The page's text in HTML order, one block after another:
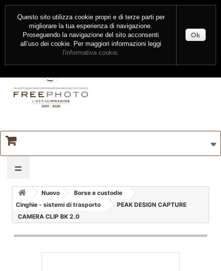
=
Nuovo
Borse e custodie
Cinghie - sistemi di trasporto
PEAK DESIGN CAPTURE
CAMERA CLIP BK 2.0
Questo sito utilizza cookie propri e di terze parti per
migliorare la tua esperienza di navigazione.
Proseguendo la navigazione del sito acconsenti
all’uso dei cookie. Per maggiori informazioni leggi
l'informativa cookie.
Ok